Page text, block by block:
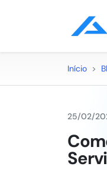
Início >
25/02/